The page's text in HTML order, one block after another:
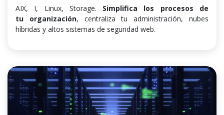
AIX, I, Linux, Storage. Simplifica los procesos de
tu organización, centraliza tu administración, nubes
híbridas y altos sistemas de seguridad web.